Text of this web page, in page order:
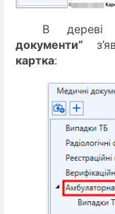
В дереві
документи”
картка: